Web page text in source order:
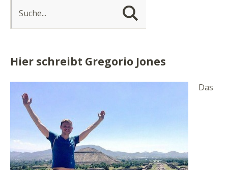
Hier schreibt Gregorio Jones
Das